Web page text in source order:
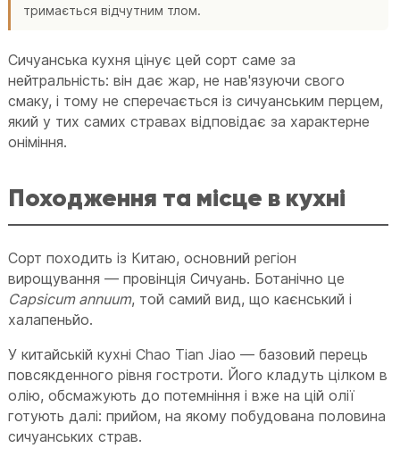
тримається відчутним тлом.
Сичуанська кухня цінує цей сорт саме за
нейтральність: він дає жар, не нав'язуючи свого
смаку, і тому не сперечається із сичуанським перцем,
який у тих самих стравах відповідає за характерне
оніміння.
Походження та місце в кухні
Сорт походить із Китаю, основний регіон
вирощування — провінція Сичуань. Ботанічно це
Capsicum annuum, той самий вид, що каєнський і
халапеньйо.
У китайській кухні Chao Tian Jiao — базовий перець
повсякденного рівня гостроти. Його кладуть цілком в
олію, обсмажують до потемніння і вже на цій олії
готують далі: прийом, на якому побудована половина
сичуанських страв.